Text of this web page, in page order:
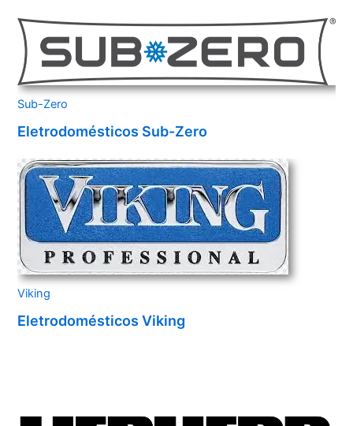
Sub-Zero
Eletrodomésticos Sub-Zero
Viking
Eletrodomésticos Viking